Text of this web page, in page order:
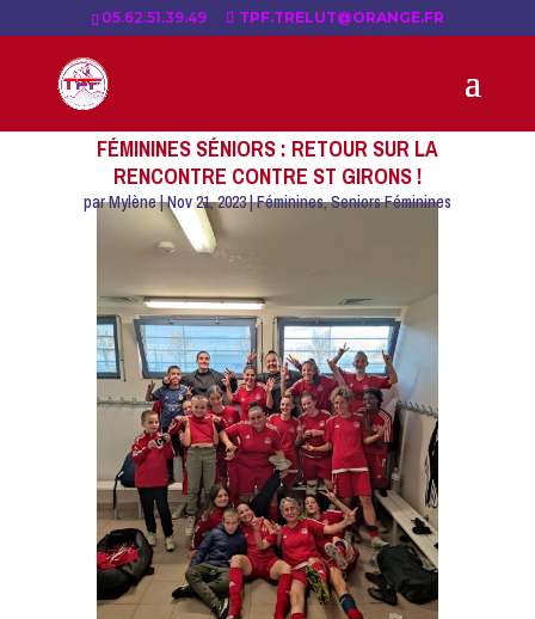
05.62.51.39.49 TPF.TRELUT@ORANGE.FR
FÉMININES SÉNIORS : RETOUR SUR LA
RENCONTRE CONTRE ST GIRONS !
parMylène|Nov 21, 2023|Féminines,Seniors Féminines